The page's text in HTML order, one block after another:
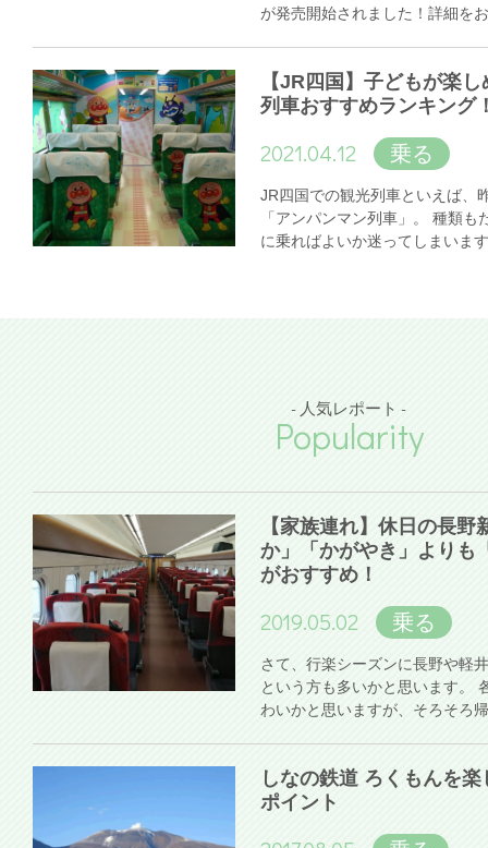
が発売開始されました！詳細をお
【JR四国】子どもが楽
列車おすすめランキング
2021.04.12 乗る
JR四国での観光列車といえば、
「アンパンマン列車」。 種類も
に乗ればよいか迷ってしまいます
- 人気レポート -
Popularity
【家族連れ】休日の長野
か」「かがやき」よりも
がおすすめ！
2019.05.02 乗る
さて、行楽シーズンに長野や軽
という方も多いかと思います。
わいかと思いますが、そろそろ
しなの鉄道 ろくもんを
ポイント